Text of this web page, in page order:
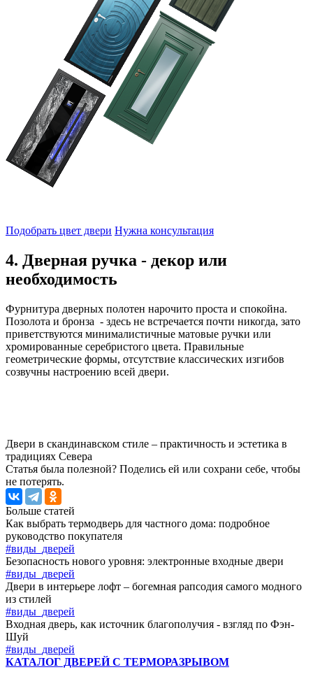
Подобрать цвет двери Нужна консультация
4. Дверная ручка - декор или
необходимость
Фурнитура дверных полотен нарочито проста и спокойна.
Позолота и бронза - здесь не встречается почти никогда, зато
приветствуются минималистичные матовые ручки или
хромированные серебристого цвета. Правильные
геометрические формы, отсутствие классических изгибов
созвучны настроению всей двери.
Двери в скандинавском стиле – практичность и эстетика в
традициях Севера
Статья была полезной? Поделись ей или сохрани себе, чтобы
не потерять.
Больше статей
Как выбрать термодверь для частного дома: подробное
руководство покупателя
#виды_дверей
Безопасность нового уровня: электронные входные двери
#виды_дверей
Двери в интерьере лофт – богемная рапсодия самого модного
из стилей
#виды_дверей
Входная дверь, как источник благополучия - взгляд по Фэн-
Шуй
#виды_дверей
КАТАЛОГ ДВЕРЕЙ С ТЕРМОРАЗРЫВОМ